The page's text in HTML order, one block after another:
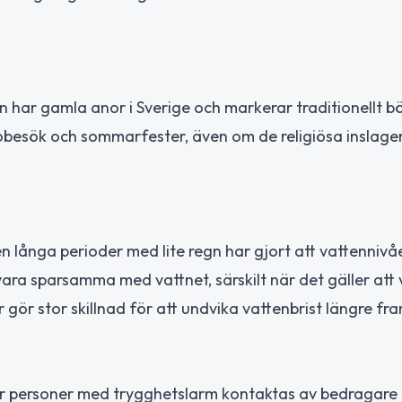
har gamla anor i Sverige och markerar traditionellt
och sommarfester, även om de religiösa
långa perioder med lite regn har gjort att
sparsamma med vattnet, särskilt när det gäller att
stor skillnad för att undvika vattenbrist längre
med trygghetslarm kontaktas av bedragare